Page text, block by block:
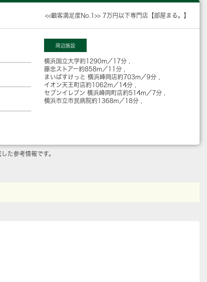
<<顧客満足度No.1>> 7万円以下専門店【部屋まる。】
周辺施設
横浜国立大学約1290m／17分
藤忠ストアー約858m／11分
まいばすけっと 横浜峰岡店約703m／9分
イオン天王町店約1062m／14分
セブンイレブン 横浜峰岡町店約514m／7分
横浜市立市民病院約1368m／18分
た参考情報です。